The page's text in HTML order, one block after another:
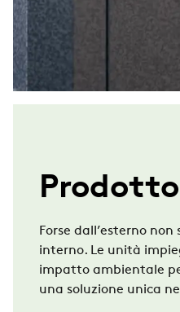
Forse dall’esterno non
interno. Le unità
impatto ambientale
una soluzione unica nel